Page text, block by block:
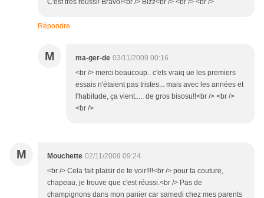
C'est très réussi! Bravo!<br /> Bizz<br /> <br /> <br />
Répondre
M ma-ger-de 03/11/2009 00:16
<br /> merci beaucoup.. c'ets vraiq ue les premiers
essais n'étaient pas tristes... mais avec les années et
l'habitude, ça vient..... de gros bisosu!!<br /> <br />
<br />
M Mouchette 02/11/2009 09:24
<br /> Cela fait plaisir de te voir!!!!<br /> pour ta couture,
chapeau, je trouve que c'est réussi.<br /> Pas de
champignons dans mon panier car samedi chez mes parents